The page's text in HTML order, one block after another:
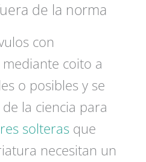
de la norma
con
coito a
o posibles y se
la ciencia para
solteras que
necesitan un